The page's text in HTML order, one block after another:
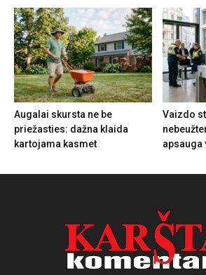
Augalai skursta ne be
priežasties: dažna klaida
kartojama kasmet
Vaizdo
apsauga